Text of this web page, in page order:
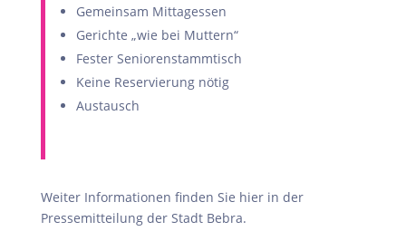
Gemeinsam Mittagessen
Gerichte „wie bei Muttern“
Fester Seniorenstammtisch
Keine Reservierung nötig
Austausch
Weiter Informationen finden Sie hier in der
Pressemitteilung der Stadt Bebra.